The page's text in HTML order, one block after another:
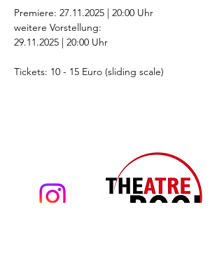
Premiere: 27.11.2025 | 20:00 Uhr
weitere Vorstellung:
29.11.2025 | 20:00 Uhr
Tickets: 10 - 15 Euro (sliding scale)